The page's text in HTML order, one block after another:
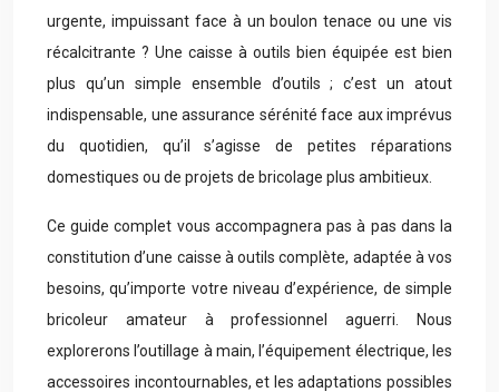
urgente, impuissant face à un boulon tenace ou une vis
récalcitrante ? Une caisse à outils bien équipée est bien
plus qu’un simple ensemble d’outils ; c’est un atout
indispensable, une assurance sérénité face aux imprévus
du quotidien, qu’il s’agisse de petites réparations
domestiques ou de projets de bricolage plus ambitieux.
Ce guide complet vous accompagnera pas à pas dans la
constitution d’une caisse à outils complète, adaptée à vos
besoins, qu’importe votre niveau d’expérience, de simple
bricoleur amateur à professionnel aguerri. Nous
explorerons l’outillage à main, l’équipement électrique, les
accessoires incontournables, et les adaptations possibles